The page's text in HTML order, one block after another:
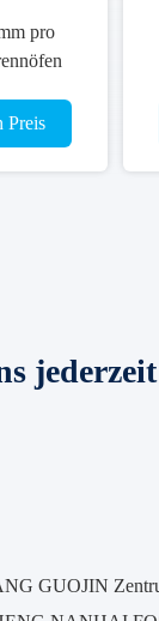
pro
Preis
jederzeit
GUOJIN